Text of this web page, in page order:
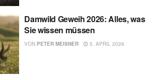
Damwild Geweih 2026: Alles, was
Sie wissen müssen
VON PETER MEISNER 5. APRIL 2026